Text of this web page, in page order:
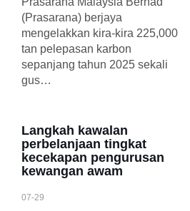
(Prasarana) berjaya
mengelakkan kira-kira 225,000
tan pelepasan karbon
sepanjang tahun 2025 sekali
gus…
Langkah kawalan
perbelanjaan tingkat
kecekapan pengurusan
kewangan awam
07-29